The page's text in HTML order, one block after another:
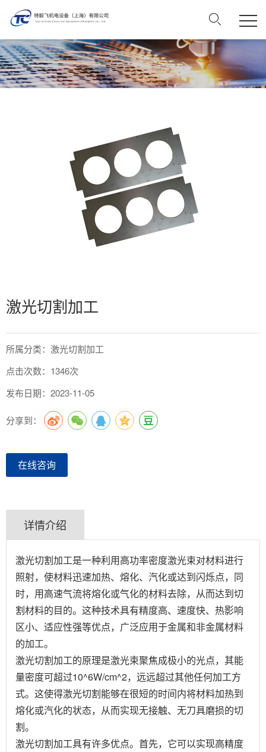
激光切割加工
所属分类：激光切割加工
点击次数：1346次
发布日期：2023-11-05
分享到：
在线咨询
详情介绍
激光切割加工是一种利用高功率密度激光束对材料进行
照射，使材料迅速加热、熔化、汽化或达到闪烁点，同
时，用高速气流将熔化或气化的材料去除，从而达到切
割材料的目的。这种技术具有精度高、速度快、热影响
区小、适应性强等优点，广泛应用于金属和非金属材料
的加工。
激光切割加工的原理是激光束聚焦成极小的光点，其能
量密度可超过10^6W/cm^2，远远超过其他任何加工方
式。这使得激光切割能够在很短的时间内将材料加热到
熔化或汽化的状态，从而实现无接触、无刀具磨损的切
割。
激光切割加工具有许多优点。首先，它可以实现高精度